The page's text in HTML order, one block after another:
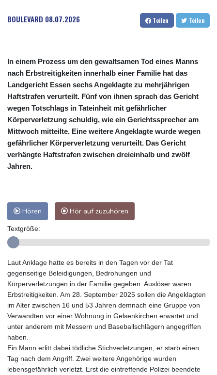
BOULEVARD 08.07.2026 Teilen Teilen
In einem Prozess um den gewaltsamen Tod eines Manns
nach Erbstreitigkeiten innerhalb einer Familie hat das
Landgericht Essen sechs Angeklagte zu mehrjährigen
Haftstrafen verurteilt. Fünf von ihnen sprach das Gericht
wegen Totschlags in Tateinheit mit gefährlicher
Körperverletzung schuldig, wie ein Gerichtssprecher am
Mittwoch mitteilte. Eine weitere Angeklagte wurde wegen
gefährlicher Körperverletzung verurteilt. Das Gericht
verhängte Haftstrafen zwischen dreieinhalb und zwölf
Jahren.
Hören Hör auf zuzuhören
Textgröße:
Laut Anklage hatte es bereits in den Tagen vor der Tat
gegenseitige Beleidigungen, Bedrohungen und
Körperverletzungen in der Familie gegeben. Auslöser waren
Erbstreitigkeiten. Am 28. September 2025 sollen die Angeklagten
im Alter zwischen 16 und 53 Jahren demnach eine Gruppe von
Verwandten vor einer Wohnung in Gelsenkirchen erwartet und
unter anderem mit Messern und Baseballschlägern angegriffen
haben.
Ein Mann erlitt dabei tödliche Stichverletzungen, er starb einen
Tag nach dem Angriff. Zwei weitere Angehörige wurden
lebensgefährlich verletzt. Erst die eintreffende Polizei beendete